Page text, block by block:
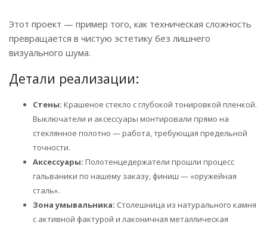
Этот проект — пример того, как техническая сложность
превращается в чистую эстетику без лишнего
визуального шума.
Детали реализации:
Стены: Крашеное стекло с глубокой тонировкой пленкой.
Выключатели и аксессуары монтировали прямо на
стеклянное полотно — работа, требующая предельной
точности.
Аксессуары: Полотенцедержатели прошли процесс
гальваники по нашему заказу, финиш — «оружейная
сталь».
Зона умывальника: Столешница из натурального камня
с активной фактурой и лаконичная металлическая